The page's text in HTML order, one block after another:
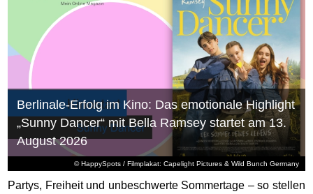
© HappySpots / Filmplakat: Capelight Pictures & Wild Bunch Germany
Berlinale-Erfolg im Kino: Das emotionale Highlight
„Sunny Dancer“ mit Bella Ramsey startet am 13.
August 2026
Partys, Freiheit und unbeschwerte Sommertage – so stellen